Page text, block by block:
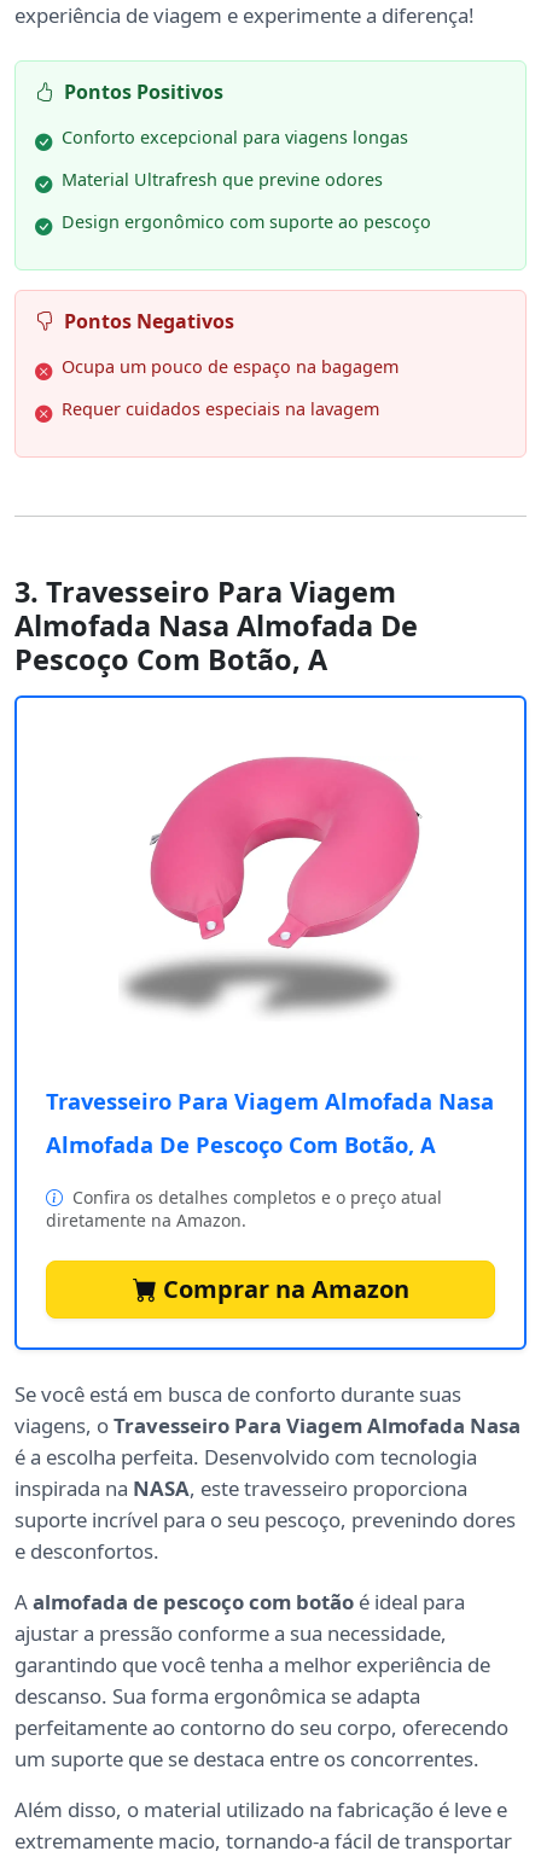
experiência de viagem e experimente a diferença!
Pontos Positivos
Conforto excepcional para viagens longas
Material Ultrafresh que previne odores
Design ergonômico com suporte ao pescoço
Pontos Negativos
Ocupa um pouco de espaço na bagagem
Requer cuidados especiais na lavagem
3. Travesseiro Para Viagem
Almofada Nasa Almofada De
Pescoço Com Botão, A
Travesseiro Para Viagem Almofada Nasa
Almofada De Pescoço Com Botão, A
Confira os detalhes completos e o preço atual
diretamente na Amazon.
Comprar na Amazon
Se você está em busca de conforto durante suas
viagens, oTravesseiro Para Viagem Almofada Nasa
é a escolha perfeita. Desenvolvido com tecnologia
inspirada na NASA, este travesseiro proporciona
suporte incrível para o seu pescoço, prevenindo dores
e desconfortos.
Aalmofada de pescoço com botão é ideal para
ajustar a pressão conforme a sua necessidade,
garantindo que você tenha a melhor experiência de
descanso. Sua forma ergonômica se adapta
perfeitamente ao contorno do seu corpo, oferecendo
um suporte que se destaca entre os concorrentes.
Além disso, o material utilizado na fabricação é leve e
extremamente macio, tornando-a fácil de transportar